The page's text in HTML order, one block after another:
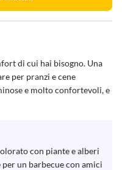
di cui hai bisogno. Una
per pranzi e cene
e molto confortevoli, e
con piante e alberi
un barbecue con amici